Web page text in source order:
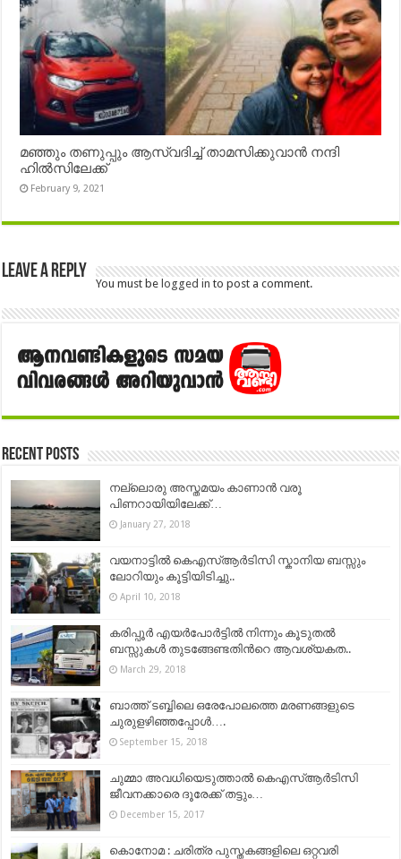
മഞ്ഞും തണുപ്പും ആസ്വദിച്ച് താമസിക്കുവാൻ നന്ദി
ഹിൽസിലേക്ക്
February 9, 2021
Leave a Reply
You must be logged in to post a comment.
Recent Posts
നല്ലൊരു അസ്തമയം കാണാന്‍ വരൂ
പിണറായിയിലേക്ക്…
January 27, 2018
വയനാട്ടില്‍ കെഎസ്ആര്‍ടിസി സ്കാനിയ ബസ്സും
ലോറിയും കൂട്ടിയിടിച്ചു..
April 10, 2018
കരിപ്പൂര്‍ എയര്‍പോര്‍ട്ടില്‍ നിന്നും കൂടുതല്‍
ബസ്സുകള്‍ തുടങ്ങേണ്ടതിന്‍റെ ആവശ്യകത..
March 29, 2018
ബാത്ത് ടബ്ബിലെ ഒരേപോലത്തെ മരണങ്ങളുടെ
ചുരുളഴിഞ്ഞപ്പോൾ….
September 15, 2018
ചുമ്മാ അവധിയെടുത്താൽ കെഎസ്ആർടിസി
ജീവനക്കാരെ ദൂരേക്ക് തട്ടും…
December 15, 2017
കൊനോമ : ചരിത്ര പുസ്തകങ്ങളിലെ ഒറ്റവരി